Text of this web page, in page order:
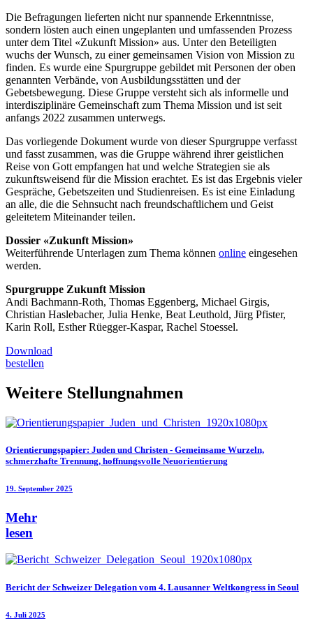
Die Befragungen lieferten nicht nur spannende Erkenntnisse,
sondern lösten auch einen ungeplanten und umfassenden Prozess
unter dem Titel «Zukunft Mission» aus. Unter den Beteiligten
wuchs der Wunsch, zu einer gemeinsamen Vision von Mission zu
finden. Es wurde eine Spurgruppe gebildet mit Personen der oben
genannten Verbände, von Ausbildungsstätten und der
Gebetsbewegung. Diese Gruppe versteht sich als informelle und
interdisziplinäre Gemeinschaft zum Thema Mission und ist seit
anfangs 2022 zusammen unterwegs.
Das vorliegende Dokument wurde von dieser Spurgruppe verfasst
und fasst zusammen, was die Gruppe während ihrer geistlichen
Reise von Gott empfangen hat und welche Strategien sie als
zukunftsweisend für die Mission erachtet. Es ist das Ergebnis vieler
Gespräche, Gebetszeiten und Studienreisen. Es ist eine Einladung
an alle, die die Sehnsucht nach freundschaftlichem und Geist
geleitetem Miteinander teilen.
Dossier «Zukunft Mission»
Weiterführende Unterlagen zum Thema können online eingesehen
werden.
Spurgruppe Zukunft Mission
Andi Bachmann-Roth, Thomas Eggenberg, Michael Girgis,
Christian Haslebacher, Julia Henke, Beat Leuthold, Jürg Pfister,
Karin Roll, Esther Rüegger-Kaspar, Rachel Stoessel.
Download
bestellen
Weitere Stellungnahmen
Orientierungspapier: Juden und Christen - Gemeinsame Wurzeln,
schmerzhafte Trennung, hoffnungsvolle Neuorientierung
19. September 2025
Mehr
lesen
Bericht der Schweizer Delegation vom 4. Lausanner Weltkongress in Seoul
4. Juli 2025